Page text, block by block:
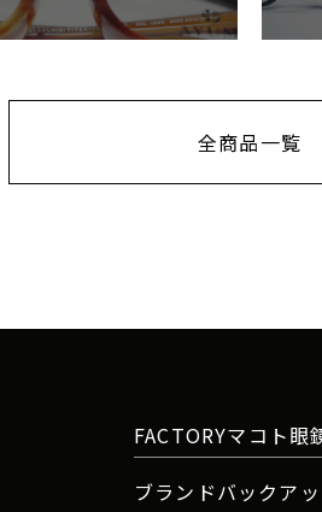
全商品一覧
FACTORYマコト眼
ブランドバックアッ